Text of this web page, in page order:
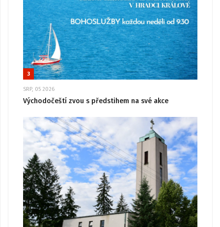
3
SRP, 05 2026
Východočeští zvou s předstihem na své akce